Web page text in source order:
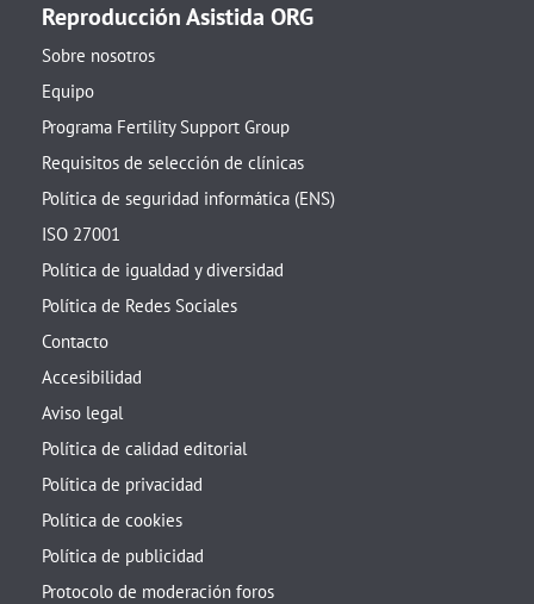
Reproducción Asistida ORG
Sobre nosotros
Equipo
Programa Fertility Support Group
Requisitos de selección de clínicas
Política de seguridad informática (ENS)
ISO 27001
Política de igualdad y diversidad
Política de Redes Sociales
Contacto
Accesibilidad
Aviso legal
Política de calidad editorial
Política de privacidad
Política de cookies
Política de publicidad
Protocolo de moderación foros